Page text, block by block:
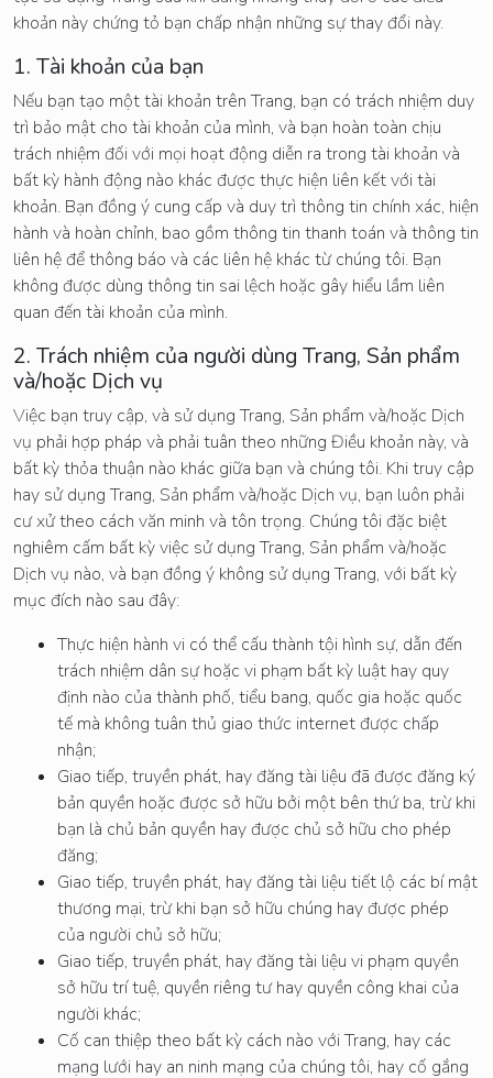
khoản này chứng tỏ bạn chấp nhận những sự thay đổi này.
1. Tài khoản của bạn
Nếu bạn tạo một tài khoản trên Trang, bạn có trách nhiệm duy
trì bảo mật cho tài khoản của mình, và bạn hoàn toàn chịu
trách nhiệm đối với mọi hoạt động diễn ra trong tài khoản và
bất kỳ hành động nào khác được thực hiện liên kết với tài
khoản. Bạn đồng ý cung cấp và duy trì thông tin chính xác, hiện
hành và hoàn chỉnh, bao gồm thông tin thanh toán và thông tin
liên hệ để thông báo và các liên hệ khác từ chúng tôi. Bạn
không được dùng thông tin sai lệch hoặc gây hiểu lầm liên
quan đến tài khoản của mình.
2. Trách nhiệm của người dùng Trang, Sản phẩm
và/hoặc Dịch vụ
Việc bạn truy cập, và sử dụng Trang, Sản phẩm và/hoặc Dịch
vụ phải hợp pháp và phải tuân theo những Điều khoản này, và
bất kỳ thỏa thuận nào khác giữa bạn và chúng tôi. Khi truy cập
hay sử dụng Trang, Sản phẩm và/hoặc Dịch vụ, bạn luôn phải
cư xử theo cách văn minh và tôn trọng. Chúng tôi đặc biệt
nghiêm cấm bất kỳ việc sử dụng Trang, Sản phẩm và/hoặc
Dịch vụ nào, và bạn đồng ý không sử dụng Trang, với bất kỳ
mục đích nào sau đây:
Thực hiện hành vi có thể cấu thành tội hình sự, dẫn đến
trách nhiệm dân sự hoặc vi phạm bất kỳ luật hay quy
định nào của thành phố, tiểu bang, quốc gia hoặc quốc
tế mà không tuân thủ giao thức internet được chấp
nhận;
Giao tiếp, truyền phát, hay đăng tài liệu đã được đăng ký
bản quyền hoặc được sở hữu bởi một bên thứ ba, trừ khi
bạn là chủ bản quyền hay được chủ sở hữu cho phép
đăng;
Giao tiếp, truyền phát, hay đăng tài liệu tiết lộ các bí mật
thương mại, trừ khi bạn sở hữu chúng hay được phép
của người chủ sở hữu;
Giao tiếp, truyền phát, hay đăng tài liệu vi phạm quyền
sở hữu trí tuệ, quyền riêng tư hay quyền công khai của
người khác;
Cố can thiệp theo bất kỳ cách nào với Trang, hay các
mạng lưới hay an ninh mạng của chúng tôi, hay cố gắng